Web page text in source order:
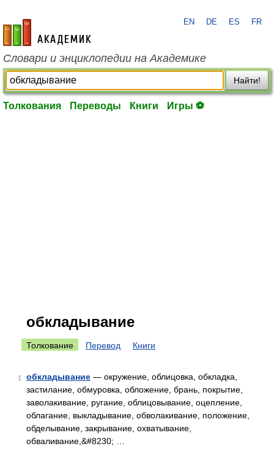
academic.ru
EN DE ES FR
Словари и энциклопедии на Академике
Найти!
Толкования Переводы Книги Игры ⚽
обкладывание
Толкование Перевод Книги
1 обкладывание — окружение, облицовка, обкладка,
застилание, обмуровка, обложение, брань, покрытие,
заволакивание, ругание, облицовывание, оцепление,
облагание, выкладывание, обволакивание, положение,
обделывание, закрывание, охватывание,
обваливание,&#8230; …